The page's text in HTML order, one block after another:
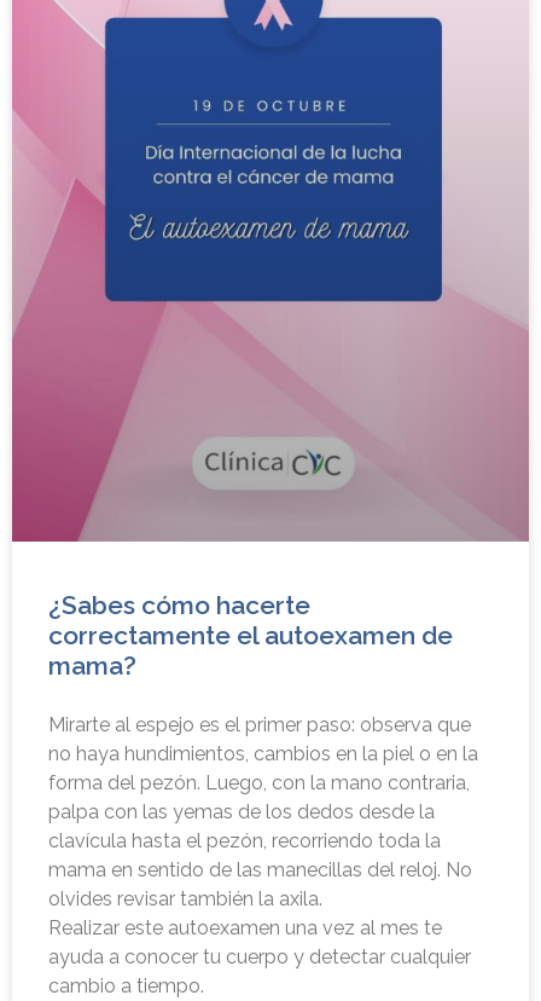
¿Sabes cómo hacerte
correctamente el autoexamen de
mama?
Mirarte al espejo es el primer paso: observa que
no haya hundimientos, cambios en la piel o en la
forma del pezón. Luego, con la mano contraria,
palpa con las yemas de los dedos desde la
clavícula hasta el pezón, recorriendo toda la
mama en sentido de las manecillas del reloj. No
olvides revisar también la axila.
Realizar este autoexamen una vez al mes te
ayuda a conocer tu cuerpo y detectar cualquier
cambio a tiempo.